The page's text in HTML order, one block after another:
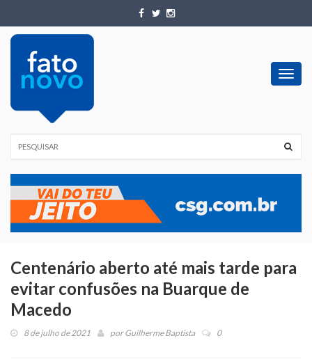
Centenário aberto até mais tarde para
evitar confusões na Buarque de
Macedo
8 de julho de 2021 porGuilherme Baptista 0